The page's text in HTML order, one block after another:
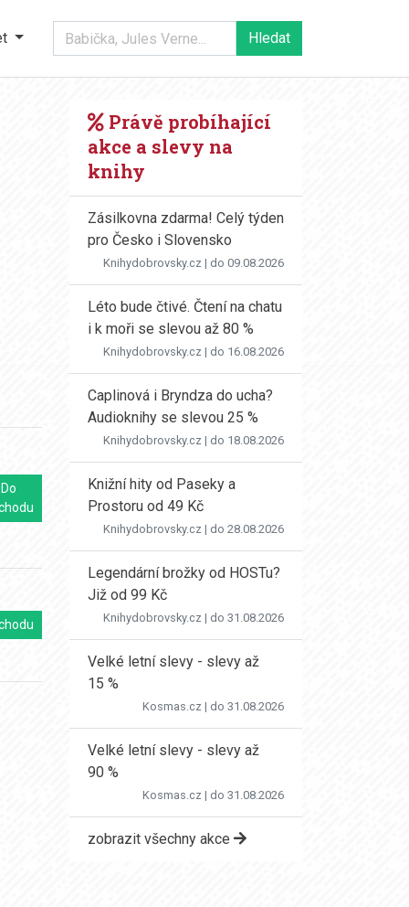
Do
Právě probíhající
akce a slevy na
knihy
Zásilkovna zdarma! Celý týden
pro Česko i Slovensko
Knihydobrovsky.cz | do 09.08.2026
Léto bude čtivé. Čtení na chatu
i k moři se slevou až 80 %
Knihydobrovsky.cz | do 16.08.2026
Caplinová i Bryndza do ucha?
Audioknihy se slevou 25 %
Knihydobrovsky.cz | do 18.08.2026
Knižní hity od Paseky a
Prostoru od 49 Kč
Knihydobrovsky.cz | do 28.08.2026
Legendární brožky od HOSTu?
Již od 99 Kč
Knihydobrovsky.cz | do 31.08.2026
Velké letní slevy - slevy až
15 %
Kosmas.cz | do 31.08.2026
Velké letní slevy - slevy až
90 %
Kosmas.cz | do 31.08.2026
zobrazit všechny akce